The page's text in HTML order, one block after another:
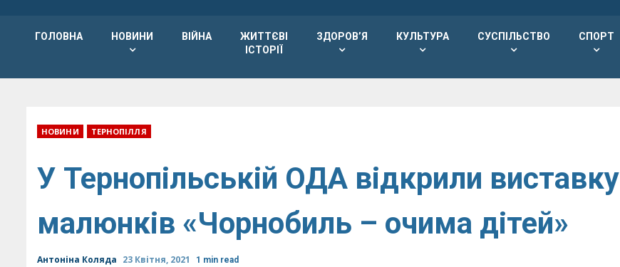
ГОЛОВНА НОВИНИ ВІЙНА
ЖИТТЄВІ
ІСТОРІЇ
ЗДОРОВ’Я КУЛЬТУРА СУСПІЛЬСТВО СПОРТ
НОВИНИ ТЕРНОПІЛЛЯ
У Тернопільській ОДА відкрили виставку
малюнків «Чорнобиль – очима дітей»
Антоніна Коляда 23 Квітня, 2021 1 min read